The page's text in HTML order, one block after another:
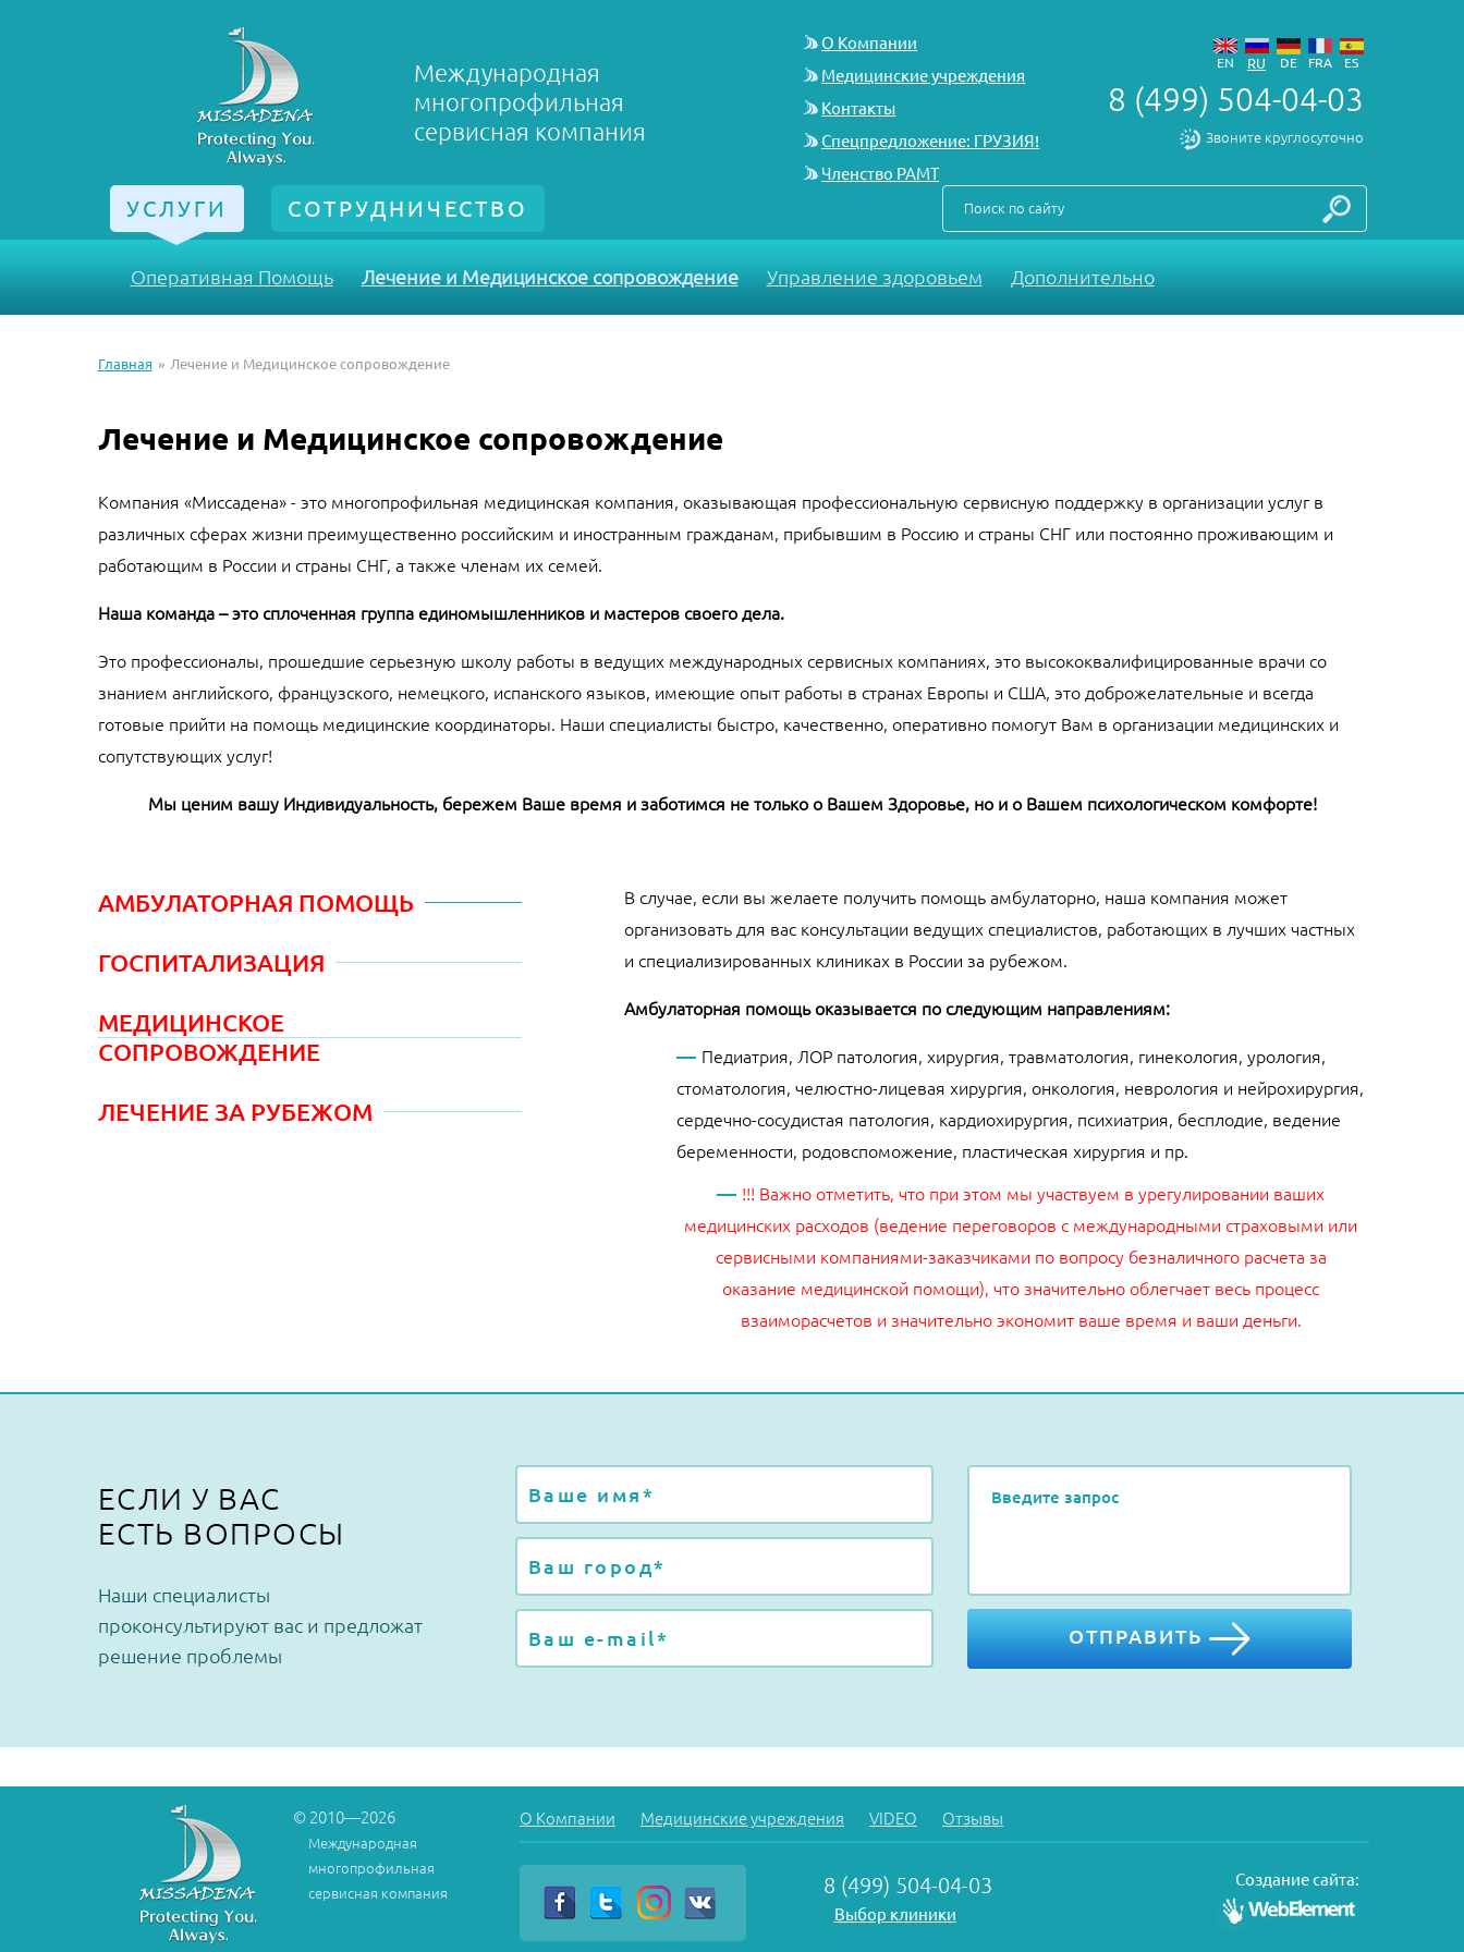
Международная
многопрофильная
сервисная компания
О Компании
Медицинские учреждения
Контакты
Спецпредложение: ГРУЗИЯ!
Членство РАМТ
EN RU DE FRA ES
8 (499) 504-04-03
Звоните круглосуточно
УСЛУГИ СОТРУДНИЧЕСТВО Поиск по сайту
Оперативная Помощь Лечение и Медицинское сопровождение Управление здоровьем Дополнительно
Главная Лечение и Медицинское сопровождение
Лечение и Медицинское сопровождение
Компания «Миссадена» - это многопрофильная медицинская компания, оказывающая профессиональную сервисную поддержку в организации услуг в
различных сферах жизни преимущественно российским и иностранным гражданам, прибывшим в Россию и страны СНГ или постоянно проживающим и
работающим в России и страны СНГ, а также членам их семей.
Наша команда – это сплоченная группа единомышленников и мастеров своего дела.
Это профессионалы, прошедшие серьезную школу работы в ведущих международных сервисных компаниях, это высококвалифицированные врачи со
знанием английского, французского, немецкого, испанского языков, имеющие опыт работы в странах Европы и США, это доброжелательные и всегда
готовые прийти на помощь медицинские координаторы. Наши специалисты быстро, качественно, оперативно помогут Вам в организации медицинских и
сопутствующих услуг!
Мы ценим вашу Индивидуальность, бережем Ваше время и заботимся не только о Вашем Здоровье, но и о Вашем психологическом комфорте!
АМБУЛАТОРНАЯ ПОМОЩЬ
ГОСПИТАЛИЗАЦИЯ
МЕДИЦИНСКОЕ
СОПРОВОЖДЕНИЕ
ЛЕЧЕНИЕ ЗА РУБЕЖОМ
В случае, если вы желаете получить помощь амбулаторно, наша компания может
организовать для вас консультации ведущих специалистов, работающих в лучших частных
и специализированных клиниках в России за рубежом.
Амбулаторная помощь оказывается по следующим направлениям:
Педиатрия, ЛОР патология, хирургия, травматология, гинекология, урология,
стоматология, челюстно-лицевая хирургия, онкология, неврология и нейрохирургия,
сердечно-сосудистая патология, кардиохирургия, психиатрия, бесплодие, ведение
беременности, родовспоможение, пластическая хирургия и пр.
!!! Важно отметить, что при этом мы участвуем в урегулировании ваших
медицинских расходов (ведение переговоров с международными страховыми или
сервисными компаниями-заказчиками по вопросу безналичного расчета за
оказание медицинской помощи), что значительно облегчает весь процесс
взаиморасчетов и значительно экономит ваше время и ваши деньги.
ЕСЛИ У ВАС
ЕСТЬ ВОПРОСЫ
Наши специалисты
проконсультируют вас и предложат
решение проблемы
ОТПРАВИТЬ
© 2010—2026
Международная
многопрофильная
сервисная компания
О Компании Медицинские учреждения VIDEO Отзывы
8 (499) 504-04-03
Выбор клиники
Создание сайта: